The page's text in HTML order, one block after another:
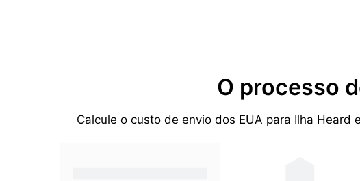
O processo
Calcule o custo de envio dos EUA para Ilha